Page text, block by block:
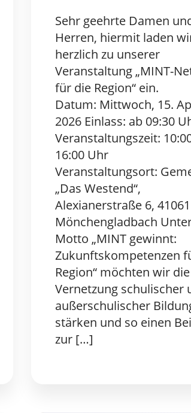
Sehr geehrte Damen
Herren, hiermit laden
herzlich zu unserer
Veranstaltung „MINT-
für die Region“ ein.
Datum: Mittwoch, 15.
2026 Einlass: ab 09:30
Veranstaltungszeit:
16:00 Uhr
Veranstaltungsort:
„Das Westend“,
Alexianerstraße 6, 41061
Mönchengladbach
Motto „MINT gewinnt:
Zukunftskompetenzen
Region“ möchten wir die
Vernetzung schulischer
außerschulischer
stärken und so einen
zur […]